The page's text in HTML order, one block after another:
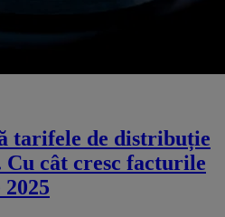
tarifele de distribuție
cât cresc facturile